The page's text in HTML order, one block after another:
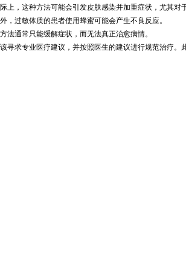
，这种方法可能会引发皮肤感染并加重症状，尤其对
过敏体质的患者使用蜂蜜可能会产生不良反应。
法通常只能缓解症状，而无法真正治愈病情。
求专业医疗建议，并按照医生的建议进行规范治疗